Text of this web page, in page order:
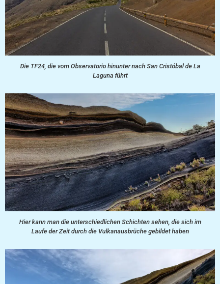
Die TF24, die vom Observatorio hinunter nach San Cristóbal de La
Laguna führt
Hier kann man die unterschiedlichen Schichten sehen, die sich im
Laufe der Zeit durch die Vulkanausbrüche gebildet haben